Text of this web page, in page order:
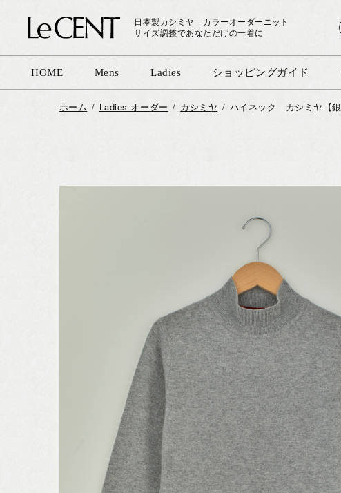
日本製カシミヤ カラーオーダーニット
サイズ調整であなただけの一着に
HOME Mens Ladies ショッピングガイド
ホーム Ladies オーダー カシミヤ ハイネック カシミヤ【銀